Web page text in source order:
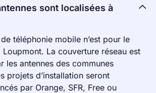
sont localisées à
téléphonie mobile n’est pour le
Loupmont. La couverture réseau est
les antennes des communes
projets d’installation seront
par Orange, SFR, Free ou